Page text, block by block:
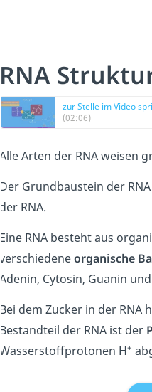
RNA
zur Stelle im Video
(02:06)
Alle Arten der RNA weisen
Der Grundbaustein der
der RNA.
Eine RNA besteht aus
verschiedeneorganische
Adenin, Cytosin, Guanin
Bei dem Zucker in der
Bestandteil der RNA ist der
Wasserstoffprotonen H+